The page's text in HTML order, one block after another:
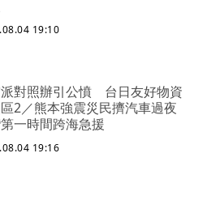
19:10
對照辦引公憤 台日友好物資
2／熊本強震災民擠汽車過夜
一時間跨海急援
19:16